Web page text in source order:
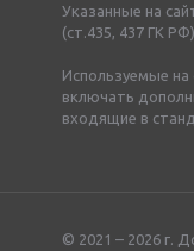
Указанные на
(ст.435, 437 ГК
Используемые
включать
входящие в
© 2021 – 2026 г.